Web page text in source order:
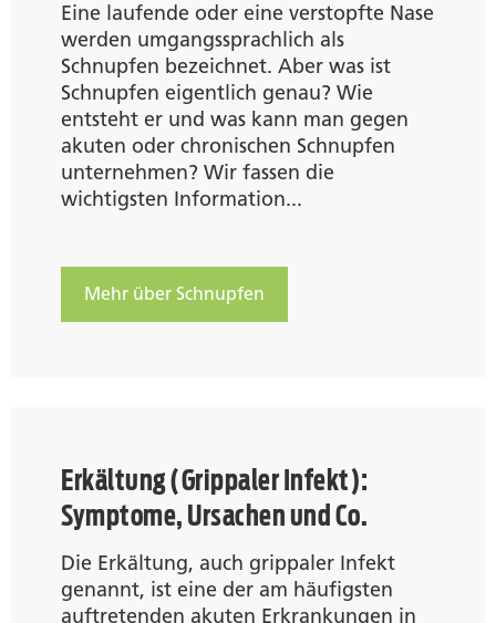
Eine laufende oder eine verstopfte Nase
werden umgangssprachlich als
Schnupfen bezeichnet. Aber was ist
Schnupfen eigentlich genau? Wie
entsteht er und was kann man gegen
akuten oder chronischen Schnupfen
unternehmen? Wir fassen die
wichtigsten Information...
Mehr über Schnupfen
Erkältung (Grippaler Infekt):
Symptome, Ursachen und Co.
Die Erkältung, auch grippaler Infekt
genannt, ist eine der am häufigsten
auftretenden akuten Erkrankungen in